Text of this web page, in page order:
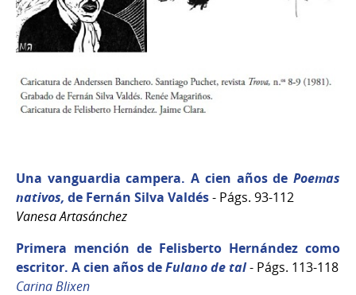
Una vanguardia campera. A cien años de Poemas
nativos, de Fernán Silva Valdés- Págs. 93-112
Vanesa Artasánchez
Primera mención de Felisberto Hernández como
escritor. A cien años deFulano de tal- Págs. 113-118
Carina Blixen